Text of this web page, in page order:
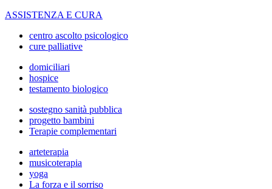
ASSISTENZA E CURA
centro ascolto psicologico
cure palliative
domiciliari
hospice
testamento biologico
sostegno sanità pubblica
progetto bambini
Terapie complementari
arteterapia
musicoterapia
yoga
La forza e il sorriso